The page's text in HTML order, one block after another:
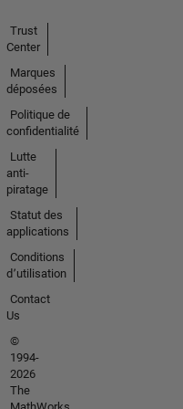
Trust
Center
Marques
déposées
Politique de
confidentialité
Lutte
anti-
piratage
Statut des
applications
Conditions
d՚utilisation
Contact
Us
©
1994-
2026
The